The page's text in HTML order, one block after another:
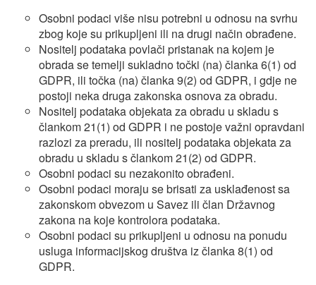
Osobni podaci više nisu potrebni u odnosu na svrhu
zbog koje su prikupljeni ili na drugi način obrađene.
Nositelj podataka povlači pristanak na kojem je
obrada se temelji sukladno točki (na) članka 6(1) od
GDPR, ili točka (na) članka 9(2) od GDPR, i gdje ne
postoji neka druga zakonska osnova za obradu.
Nositelj podataka objekata za obradu u skladu s
člankom 21(1) od GDPR i ne postoje važni opravdani
razlozi za preradu, ili nositelj podataka objekata za
obradu u skladu s člankom 21(2) od GDPR.
Osobni podaci su nezakonito obrađeni.
Osobni podaci moraju se brisati za usklađenost sa
zakonskom obvezom u Savez ili član Državnog
zakona na koje kontrolora podataka.
Osobni podaci su prikupljeni u odnosu na ponudu
usluga informacijskog društva iz članka 8(1) od
GDPR.